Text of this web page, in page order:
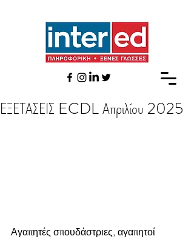
ΕΞΕΤΑΣΕΙΣ ECDL Απριλίου 2025
Αγαπητές σπουδάστριες, αγαπητοί